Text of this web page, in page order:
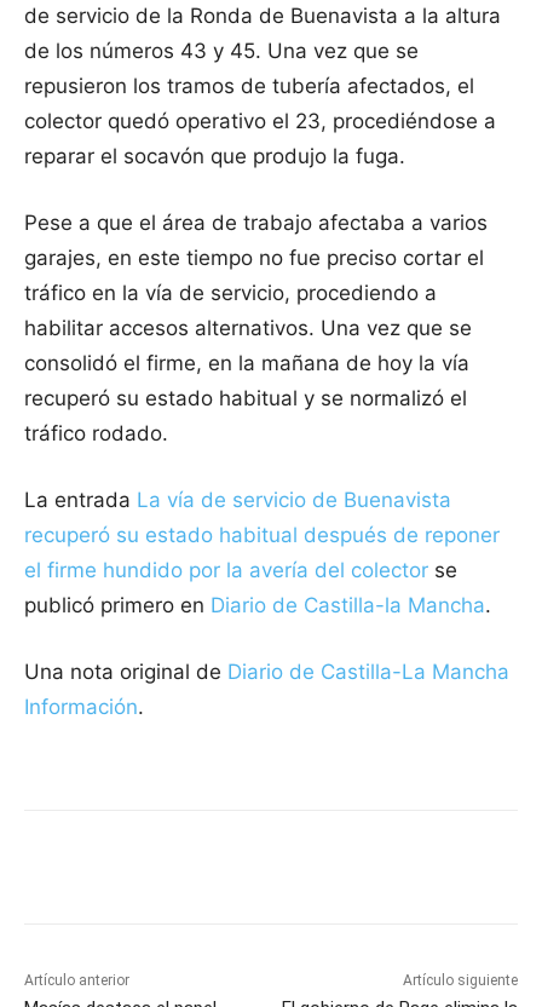
de servicio de la Ronda de Buenavista a la altura
de los números 43 y 45. Una vez que se
repusieron los tramos de tubería afectados, el
colector quedó operativo el 23, procediéndose a
reparar el socavón que produjo la fuga.
Pese a que el área de trabajo afectaba a varios
garajes, en este tiempo no fue preciso cortar el
tráfico en la vía de servicio, procediendo a
habilitar accesos alternativos. Una vez que se
consolidó el firme, en la mañana de hoy la vía
recuperó su estado habitual y se normalizó el
tráfico rodado.
La entrada La vía de servicio de Buenavista
recuperó su estado habitual después de reponer
el firme hundido por la avería del colector se
publicó primero en Diario de Castilla-la Mancha.
Una nota original de Diario de Castilla-La Mancha
Información.
Artículo anterior Artículo siguiente